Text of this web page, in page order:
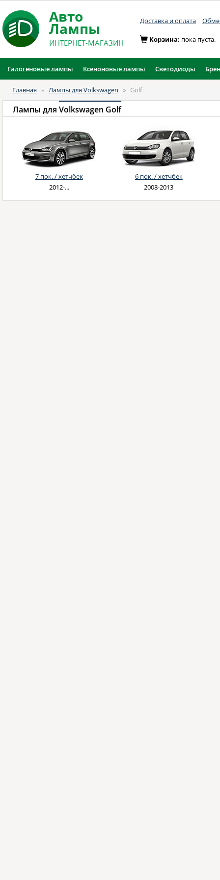
Авто
Лампы
ИНТЕРНЕТ-МАГАЗИН
Доставка и оплата
Корзина: пока пуста.
Галогеновые лампы Ксеноновые лампы Светодиоды
Главная » Лампы для Volkswagen » Golf
Лампы для Volkswagen Golf
7 пок. / хетчбек
2012-...
6 пок. / хетчбек
2008-2013